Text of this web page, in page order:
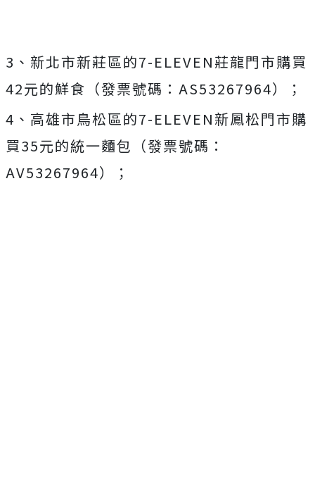
3、新北市新莊區的7-ELEVEN莊龍門市購買
42元的鮮食（發票號碼：AS53267964）；
4、高雄市鳥松區的7-ELEVEN新鳳松門市購
買35元的統一麵包（發票號碼：
AV53267964）；